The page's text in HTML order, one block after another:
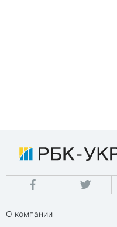
О компании